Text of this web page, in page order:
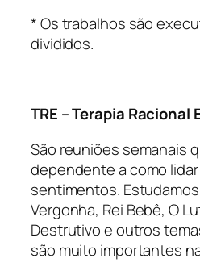
* Os trabalhos são
divididos.
TRE – Terapia Racional
São reuniões semanais
dependente a como
sentimentos.
Vergonha, Rei Bebê, O
Destrutivo e outros
são muito importantes